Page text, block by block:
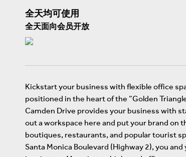
全天均可使用
全天面向会员开放
Kickstart your business with flexible office
positioned in the heart of the “Golden
Camden Drive provides your business with
out a workspace here and put your brand
boutiques, restaurants, and popular tourist
Santa Monica Boulevard (Highway 2), you